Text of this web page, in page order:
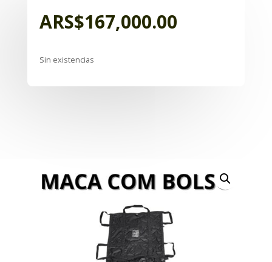
ARS$167,000.00
Sin existencias